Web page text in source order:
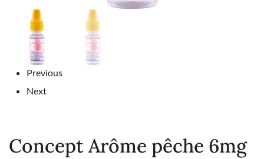
Previous
Next
Concept Arôme pêche 6mg